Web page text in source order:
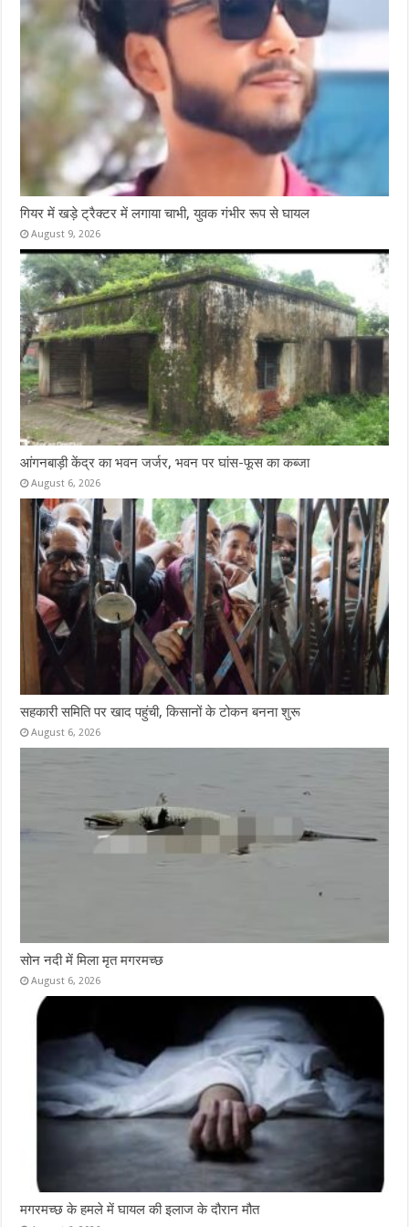
गियर में खड़े ट्रैक्टर में लगाया चाभी, युवक गंभीर रूप से घायल
August 9, 2026
आंगनबाड़ी केंद्र का भवन जर्जर, भवन पर घांस-फूस का कब्जा
August 6, 2026
सहकारी समिति पर खाद पहुंची, किसानों के टोकन बनना शुरू
August 6, 2026
सोन नदी में मिला मृत मगरमच्छ
August 6, 2026
मगरमच्छ के हमले में घायल की इलाज के दौरान मौत